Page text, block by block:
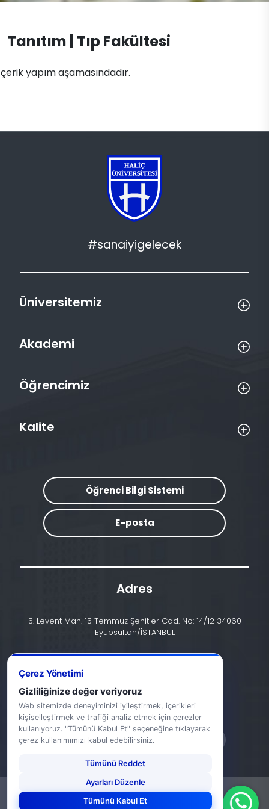
Tanıtım | Tıp Fakültesi
yapım aşamasındadır.
#sanaiyigelecek
Üniversitemiz
Akademi
Öğrencimiz
Kalite
Öğrenci Bilgi Sistemi
E-posta
Adres
5. Levent Mah. 15 Temmuz Şehitler Cad. No: 14/12 34060
Eyüpsultan/İSTANBUL
info@halic.edu.tr
KVKK Bildirimi Gizlilik Bildirimi
Çerez Yönetimi
Gizliliğinize değer veriyoruz
Web sitemizde deneyiminizi iyileştirmek, içerikleri
kişiselleştirmek ve trafiği analiz etmek için çerezler
kullanıyoruz. "Tümünü Kabul Et" seçeneğine tıklayarak
çerez kullanımımızı kabul edebilirsiniz.
Tümünü Reddet
Ayarları Düzenle
Tümünü Kabul Et